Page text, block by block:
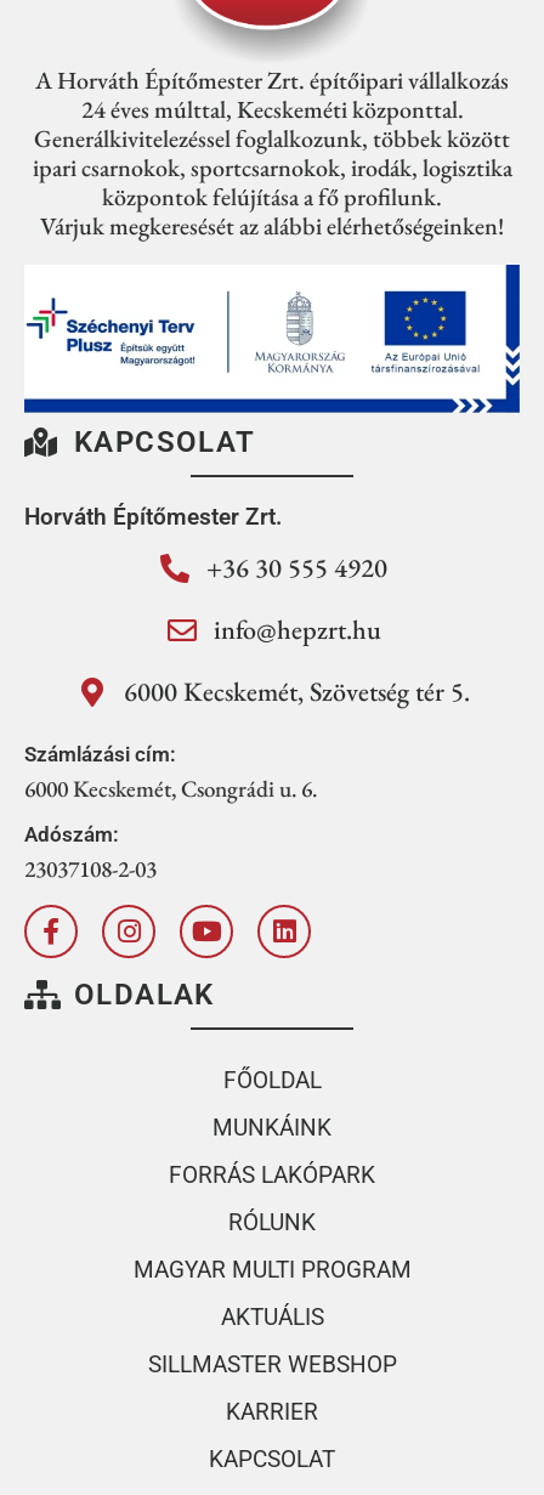
A Horváth Építőmester Zrt. építőipari vállalkozás
24 éves múlttal, Kecskeméti központtal.
Generálkivitelezéssel foglalkozunk, többek között
ipari csarnokok, sportcsarnokok, irodák, logisztika
központok felújítása a fő profilunk.
Várjuk megkeresését az alábbi elérhetőségeinken!
KAPCSOLAT
Horváth Építőmester Zrt.
+36 30 555 4920
info@hepzrt.hu
6000 Kecskemét, Szövetség tér 5.
Számlázási cím:
6000 Kecskemét, Csongrádi u. 6.
Adószám:
23037108-2-03
OLDALAK
FŐOLDAL
MUNKÁINK
FORRÁS LAKÓPARK
RÓLUNK
MAGYAR MULTI PROGRAM
AKTUÁLIS
SILLMASTER WEBSHOP
KARRIER
KAPCSOLAT